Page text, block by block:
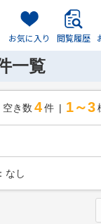
お気に入り 閲覧履歴
一覧
空き数 4 件 1～3
なし